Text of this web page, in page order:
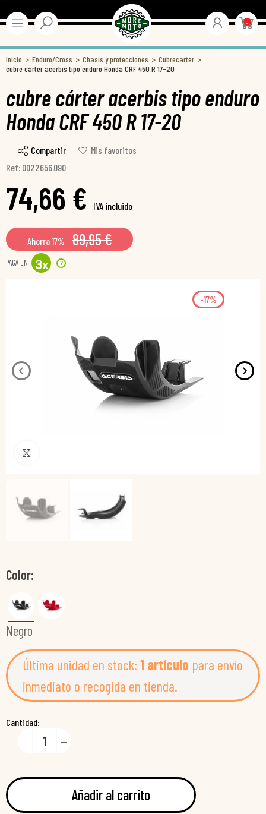
0
Inicio Enduro/Cross Chasis y protecciones
Cubrecarter
cubre cárter acerbis tipo enduro Honda CRF 450 R 17-20
cubre cárter acerbis tipo enduro
Honda CRF 450 R 17-20
Compartir
Mis favoritos
Ref: 0022656.090
74,66 € IVA incluido
Ahorra 17% 89,95 €
PAGA EN 3x ?
-17%
Color
Negro
Última unidad en stock: 1 artículo para envío
inmediato o recogida en tienda.
Cantidad:
Añadir al carrito